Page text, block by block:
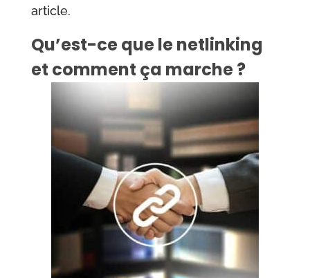
article.
Qu’est-ce que le netlinking
et comment ça marche ?